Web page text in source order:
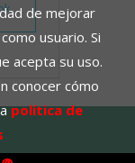
de mejorar
usuario. Si
acepta su uso.
conocer cómo
política de